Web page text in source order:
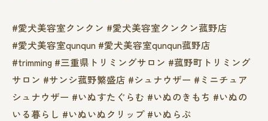
#愛犬美容室クンクン #愛犬美容室クンクン菰野店
#愛犬美容室qunqun #愛犬美容室qunqun菰野店
#trimming #三重県トリミングサロン #菰野町トリミング
サロン #サンシ菰野繁盛店 #シュナウザー #ミニチュア
シュナウザー #いぬすたぐらむ #いぬのきもち #いぬの
いる暮らし #いぬいぬクリップ #いぬらぶ